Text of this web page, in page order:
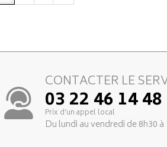
CONTACTER LE
03 22 46 14 48
Prix d’un appel local
Du lundi au vendredi de 8h30 à